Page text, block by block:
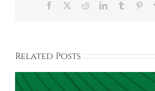
9AM-
Facebook RedditLinkedInTumblr
Related Posts